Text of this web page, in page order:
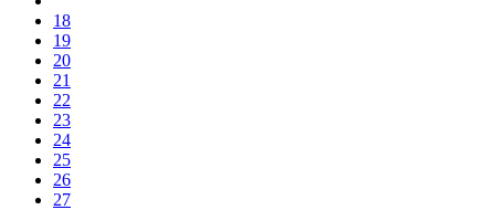
18
19
20
21
22
23
24
25
26
27